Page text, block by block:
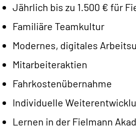
Jährlich bis zu 1.500 € für
Familiäre Teamkultur
Modernes, digitales
Mitarbeiteraktien
Fahrkostenübernahme
Individuelle
Lernen in der Fielmann